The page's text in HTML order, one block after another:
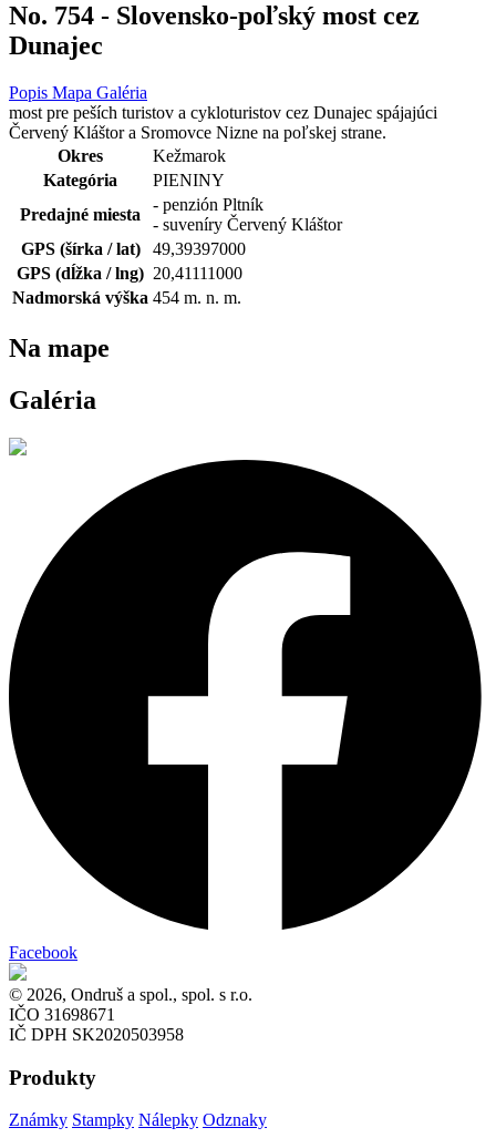
No. 754 - Slovensko-poľský most cez
Dunajec
Popis Mapa Galéria
most pre peších turistov a cykloturistov cez Dunajec spájajúci
Červený Kláštor a Sromovce Nizne na poľskej strane.
Okres
Kežmarok
Kategória
PIENINY
Predajné miesta
- penzión Pltník
- suveníry Červený Kláštor
GPS (šírka / lat)
49,39397000
GPS (dĺžka / lng) 20,41111000
Nadmorská výška 454 m. n. m.
Na mape
Galéria
Facebook
© 2026, Ondruš a spol., spol. s r.o.
IČO 31698671
IČ DPH SK2020503958
Produkty
Známky Stampky Nálepky Odznaky